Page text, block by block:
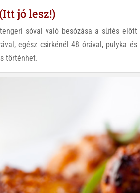
jó lesz!)
sóval való besózása a sütés
egész csirkénél 48 órával, pulyka
történhet.